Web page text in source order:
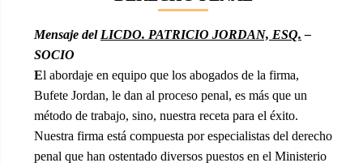
Mensaje del LICDO. PATRICIO JORDAN, ESQ. –
SOCIO
El abordaje en equipo que los abogados de la firma,
Bufete Jordan, le dan al proceso penal, es más que un
método de trabajo, sino, nuestra receta para el éxito.
Nuestra firma está compuesta por especialistas del derecho
penal que han ostentado diversos puestos en el Ministerio